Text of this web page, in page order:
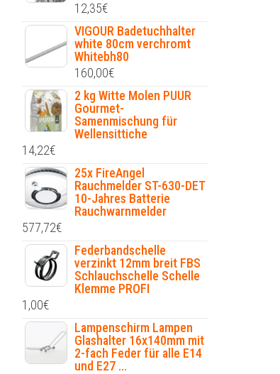
12,35€
VIGOUR Badetuchhalter
white 80cm verchromt
Whitebh80
160,00€
2 kg Witte Molen PUUR
Gourmet-
Samenmischung für
Wellensittiche
14,22€
25x FireAngel
Rauchmelder ST-630-DET
10-Jahres Batterie
Rauchwarnmelder
577,72€
Federbandschelle
verzinkt 12mm breit FBS
Schlauchschelle Schelle
Klemme PROFI
1,00€
Lampenschirm Lampen
Glashalter 16x140mm mit
2-fach Feder für alle E14
und E27 ...